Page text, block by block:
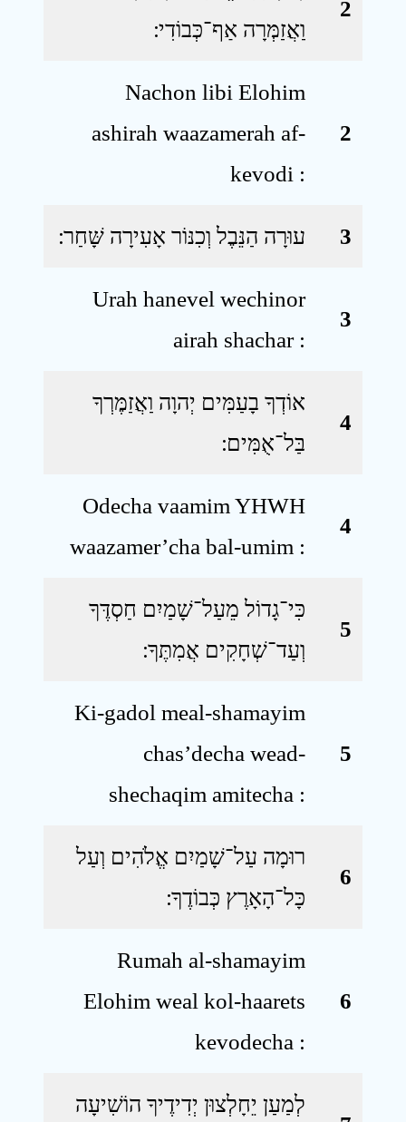
וַאֲזַמְּרָה אַף־כְּבוֹדִי ׃
2
Nachon libi Elohim
ashirah waazamerah af-
kevodi :
2
עוּרָה הַנֵּבֶל וְכִנּוֹר אָעִירָה שָּׁחַר ׃ 3
Urah hanevel wechinor
airah shachar :
3
אוֹדְךָ בָעַמִּים יְהוָה וַאֲזַמֶּרְךָ
בַּל־אֻמִּים ׃
4
Odecha vaamim YHWH
waazamer’cha bal-umim :
4
כִּי־גָדוֹל מֵעַל־שָׁמַיִם חַסְדֶּךָ
וְעַד־שְׁחָקִים אֲמִתֶּךָ ׃
5
Ki-gadol meal-shamayim
chas’decha wead-
shechaqim amitecha :
5
רוּמָה עַל־שָׁמַיִם אֱלֹהִים וְעַל
כָּל־הָאָרֶץ כְּבוֹדֶךָ ׃
6
Rumah al-shamayim
Elohim weal kol-haarets
kevodecha :
6
לְמַעַן יֵחָלְצוּן יְדִידֶיךָ הוֹשִׁיעָה